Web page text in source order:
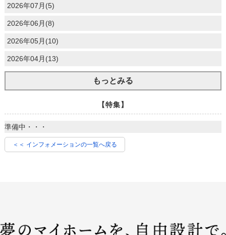
2026年07月(5)
2026年06月(8)
2026年05月(10)
2026年04月(13)
もっとみる
【特集】
準備中・・・
＜＜ インフォメーションの一覧へ戻る